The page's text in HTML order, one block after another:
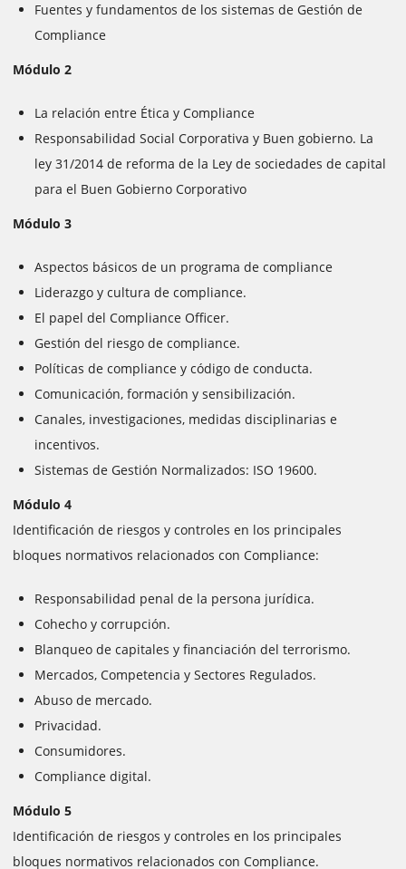
Fuentes y fundamentos de los sistemas de Gestión de
Compliance
Módulo 2
La relación entre Ética y Compliance
Responsabilidad Social Corporativa y Buen gobierno. La
ley 31/2014 de reforma de la Ley de sociedades de capital
para el Buen Gobierno Corporativo
Módulo 3
Aspectos básicos de un programa de compliance
Liderazgo y cultura de compliance.
El papel del Compliance Officer.
Gestión del riesgo de compliance.
Políticas de compliance y código de conducta.
Comunicación, formación y sensibilización.
Canales, investigaciones, medidas disciplinarias e
incentivos.
Sistemas de Gestión Normalizados: ISO 19600.
Módulo 4
Identificación de riesgos y controles en los principales
bloques normativos relacionados con Compliance:
Responsabilidad penal de la persona jurídica.
Cohecho y corrupción.
Blanqueo de capitales y financiación del terrorismo.
Mercados, Competencia y Sectores Regulados.
Abuso de mercado.
Privacidad.
Consumidores.
Compliance digital.
Módulo 5
Identificación de riesgos y controles en los principales
bloques normativos relacionados con Compliance.